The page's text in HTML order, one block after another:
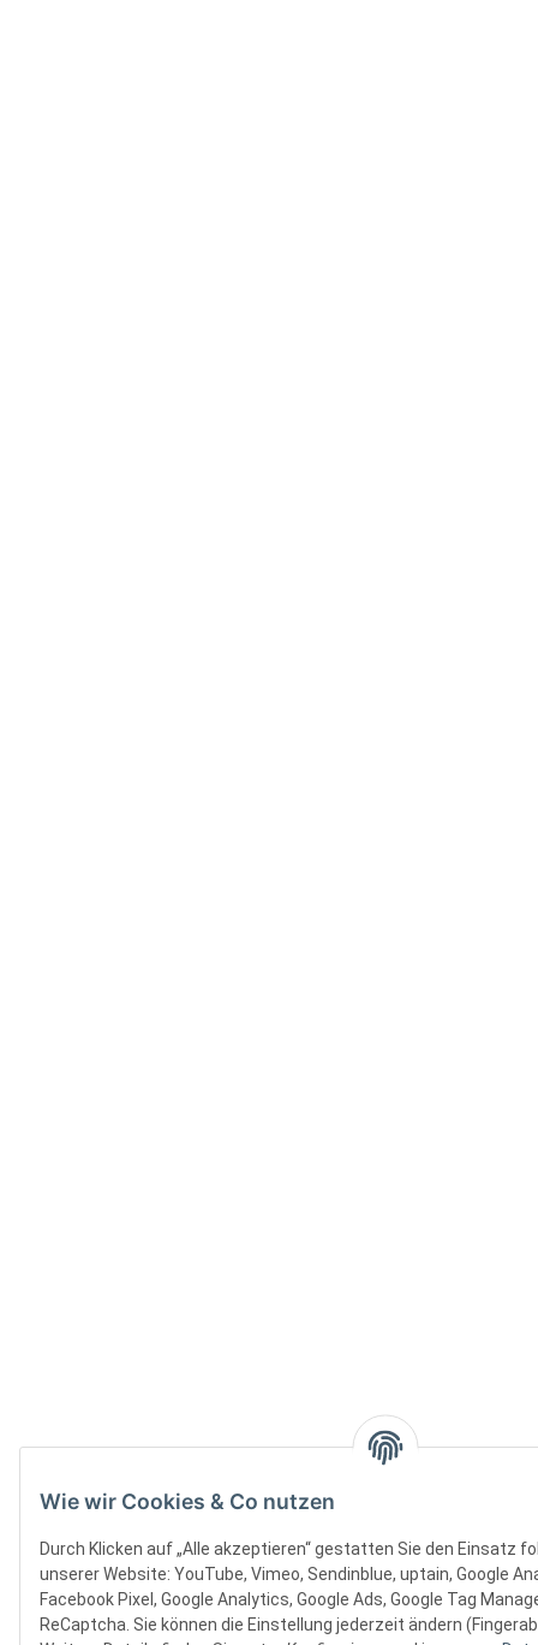
Wie wir Cookies & Co nutzen
Durch Klicken auf „Alle akzeptieren“ gestatten Sie den Einsatz
unserer Website: YouTube, Vimeo, Sendinblue, uptain, Google
Facebook Pixel, Google Analytics, Google Ads, Google Tag
ReCaptcha. Sie können die Einstellung jederzeit ändern